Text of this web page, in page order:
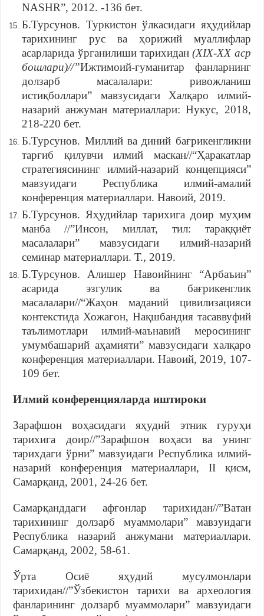
NASHR”, 2012. -136 бет.
Б.Турсунов. Туркистон ўлкасидаги яҳудийлар
тарихининг рус ва ҳорижий муаллифлар
асарларида ўрганилиши тарихидан(XIX-XX аср
бошлари)//”Ижтимоий-гуманитар фанларнинг
долзарб масалалари: ривожланиш
истиқболлари” мавзусидаги Халқаро илмий-
назарий анжуман материаллари: Нукус, 2018,
218-220 бет.
Б.Турсунов. Миллий ва диний бағрикенгликни
тарғиб қилувчи илмий маскан//“Ҳаракатлар
стратегиясининг илмий-назарий концепцияси”
мавзуидаги Республика илмий-амалий
конференция материаллари. Навоий, 2019.
Б.Турсунов. Яҳудийлар тарихига доир муҳим
манба //”Инсон, миллат, тил: тараққиёт
масалалари” мавзусидаги илмий-назарий
семинар материаллари. Т., 2019.
Б.Турсунов. Алишер Навоийнинг “Арбаъин”
асарида эзгулик ва бағрикенглик
масалалари//“Жаҳон маданий цивилизацияси
контекстида Хожагон, Нақшбандия тасаввуфий
таълимотлари илмий-маънавий меросининг
умумбашарий аҳамияти” мавзусидаги халқаро
конференция материаллари. Навоий, 2019, 107-
109 бет.
Илмий конференцияларда иштироки
Зарафшон воҳасидаги яҳудий этник гуруҳи
тарихига доир//”Зарафшон воҳаси ва унинг
тарихдаги ўрни” мавзуидаги Республика илмий-
назарий конференция материаллари, II қисм,
Самарқанд, 2001, 24-26 бет.
Самарқанддаги афғонлар тарихидан//”Ватан
тарихининг долзарб муаммолари” мавзуидаги
Республика назарий анжумани материаллари.
Самарқанд, 2002, 58-61.
Ўрта Осиё яҳудий мусулмонлари
тарихидан//”Ўзбекистон тарихи ва археология
фанларининг долзарб муаммолари” мавзуидаги